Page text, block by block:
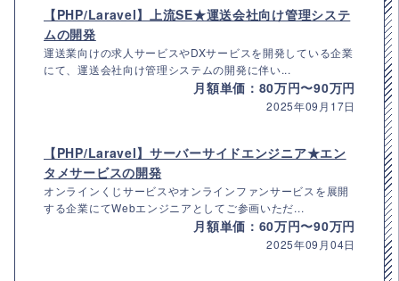
【PHP/Laravel】上流SE★運送会社向け管理システ
ムの開発
運送業向けの求人サービスやDXサービスを開発している企業
にて、運送会社向け管理システムの開発に伴い...
月額単価：80万円〜90万円
2025年09月17日
【PHP/Laravel】サーバーサイドエンジニア★エン
タメサービスの開発
オンラインくじサービスやオンラインファンサービスを展開
する企業にてWebエンジニアとしてご参画いただ...
月額単価：60万円〜90万円
2025年09月04日